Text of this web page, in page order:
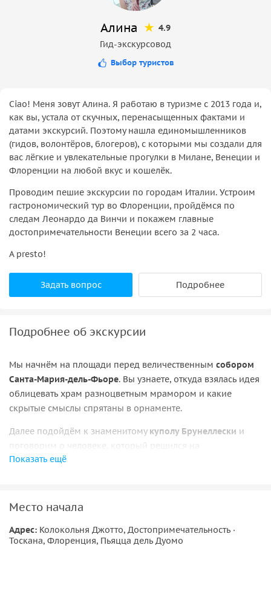
Алина
4.9
Гид-экскурсовод
Выбор туристов
Ciao! Меня зовут Алина. Я работаю в туризме с 2013 года и,
как вы, устала от скучных, перенасыщенных фактами и
датами экскурсий. Поэтому нашла единомышленников
(гидов, волонтёров, блогеров), с которыми мы создали для
вас лёгкие и увлекательные прогулки в Милане, Венеции и
Флоренции на любой вкус и кошелёк.
Проводим пешие экскурсии по городам Италии. Устроим
гастрономический тур во Флоренции, пройдёмся по
следам Леонардо да Винчи и покажем главные
достопримечательности Венеции всего за 2 часа.
A presto!
Задать вопрос Подробнее
Подробнее об экскурсии
Мы начнём на площади перед величественным собором
Санта-Мария-дель-Фьоре. Вы узнаете, откуда взялась идея
облицевать храм разноцветным мрамором и какие
скрытые смыслы спрятаны в орнаменте.
Далее подойдём к знаменитому куполу Брунеллески и
поговорим о человеке, который решился на
строительство, признанное невозможным. Вы увидите
вызывает уважение специалистов.
Затем мы рассмотримколокольню Джотто: стройная,
яркая, будто расписанная вручную. Я расскажу, как
Показать ещё
Место начала
Адрес: Колокольня Джотто, Достопримечательность ·
Тоскана, Флоренция, Пьяцца дель Дуомо